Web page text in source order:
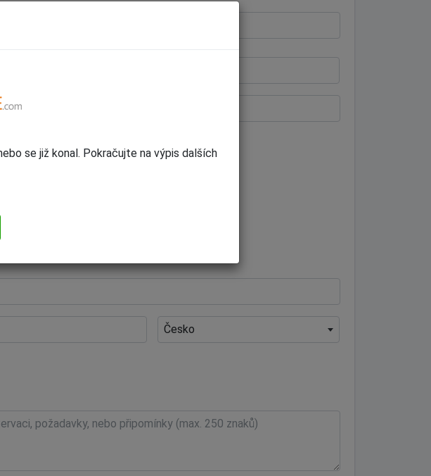
se již konal. Pokračujte na výpis dalších
po dokončení objednávky na váš email.
Česko